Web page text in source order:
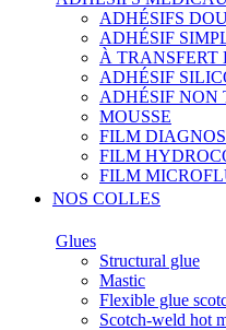
ADHÉSIFS
ADHÉSIF
À TRANSFERT
ADHÉSIF
ADHÉSIF NON
MOUSSE
FILM
FILM
FILM
NOS COLLES
Glues
Structural glue
Mastic
Flexible glue
Scotch-weld hot